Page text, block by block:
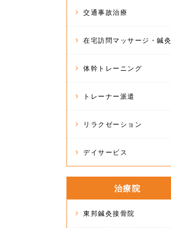
交通事故治療
在宅訪問マッサージ・鍼灸
体幹トレーニング
トレーナー派遣
リラクゼーション
デイサービス
治療院
東邦鍼灸接骨院